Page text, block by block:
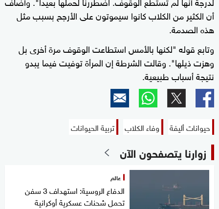
أن الكثير من الكلاب كانوا سيموتون على الأرجح بسبب مثل
هذه الصدمة.
وتابع قوله "لكنها بالأمس استطاعت الوقوف مرة أخرى بل
وهزت ذيلها". وقالت الشرطة إن المرأة توفيت فيما يبدو
نتيجة أسباب طبيعية.
حيوانات أليفة وفاء الكلاب تربية الحيوانات
زوارنا يتصفحون الآن
عالم
الدفاع الروسية: استهداف 3 سفن
تحمل شحنات عسكرية أوكرانية